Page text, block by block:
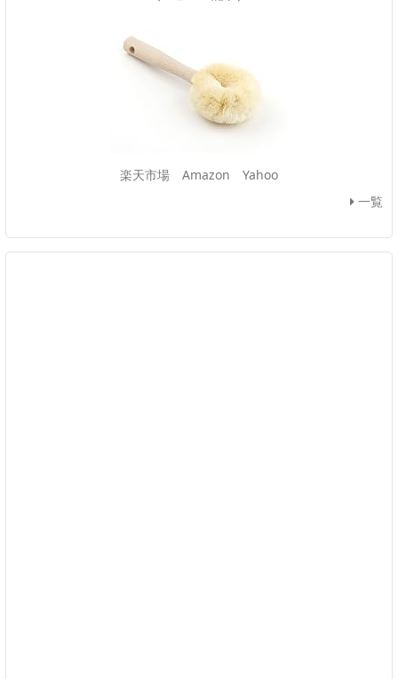
楽天市場 Amazon
Yahoo
一覧